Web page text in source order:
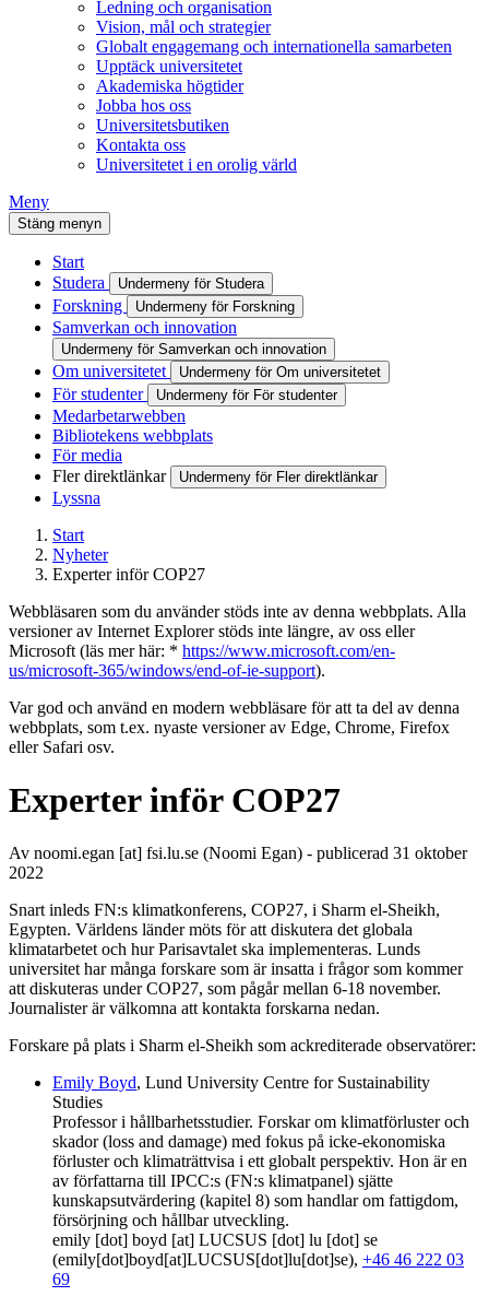
Ledning och organisation
Vision, mål och strategier
Globalt engagemang och internationella samarbeten
Upptäck universitetet
Akademiska högtider
Jobba hos oss
Universitetsbutiken
Kontakta oss
Universitetet i en orolig värld
Meny
Stäng menyn
Start
Studera
Undermeny för Studera
Forskning Undermeny för Forskning
Samverkan och innovation
Undermeny för Samverkan och innovation
Om universitetet Undermeny för Om universitetet
För studenter Undermeny för För studenter
Medarbetarwebben
Bibliotekens webbplats
För media
Fler direktlänkar
Undermeny för Fler direktlänkar
Lyssna
Start
Nyheter
Experter inför COP27
Webbläsaren som du använder stöds inte av denna webbplats. Alla
versioner av Internet Explorer stöds inte längre, av oss eller
Microsoft (läs mer här: * https://www.microsoft.com/en-
us/microsoft-365/windows/end-of-ie-support).
Var god och använd en modern webbläsare för att ta del av denna
webbplats, som t.ex. nyaste versioner av Edge, Chrome, Firefox
eller Safari osv.
Experter inför COP27
Av noomi.egan [at] fsi.lu.se (Noomi Egan) - publicerad 31 oktober
2022
Snart inleds FN:s klimatkonferens, COP27, i Sharm el-Sheikh,
Egypten. Världens länder möts för att diskutera det globala
klimatarbetet och hur Parisavtalet ska implementeras. Lunds
universitet har många forskare som är insatta i frågor som kommer
att diskuteras under COP27, som pågår mellan 6-18 november.
Journalister är välkomna att kontakta forskarna nedan.
Forskare på plats i Sharm el-Sheikh som ackrediterade observatörer:
Emily Boyd, Lund University Centre for Sustainability
Studies
Professor i hållbarhetsstudier. Forskar om klimatförluster och
skador (loss and damage) med fokus på icke-ekonomiska
förluster och klimaträttvisa i ett globalt perspektiv. Hon är en
av författarna till IPCC:s (FN:s klimatpanel) sjätte
kunskapsutvärdering (kapitel 8) som handlar om fattigdom,
försörjning och hållbar utveckling.
emily [dot] boyd [at] LUCSUS [dot] lu [dot] se
(emily[dot]boyd[at]LUCSUS[dot]lu[dot]se), +46 46 222 03
69